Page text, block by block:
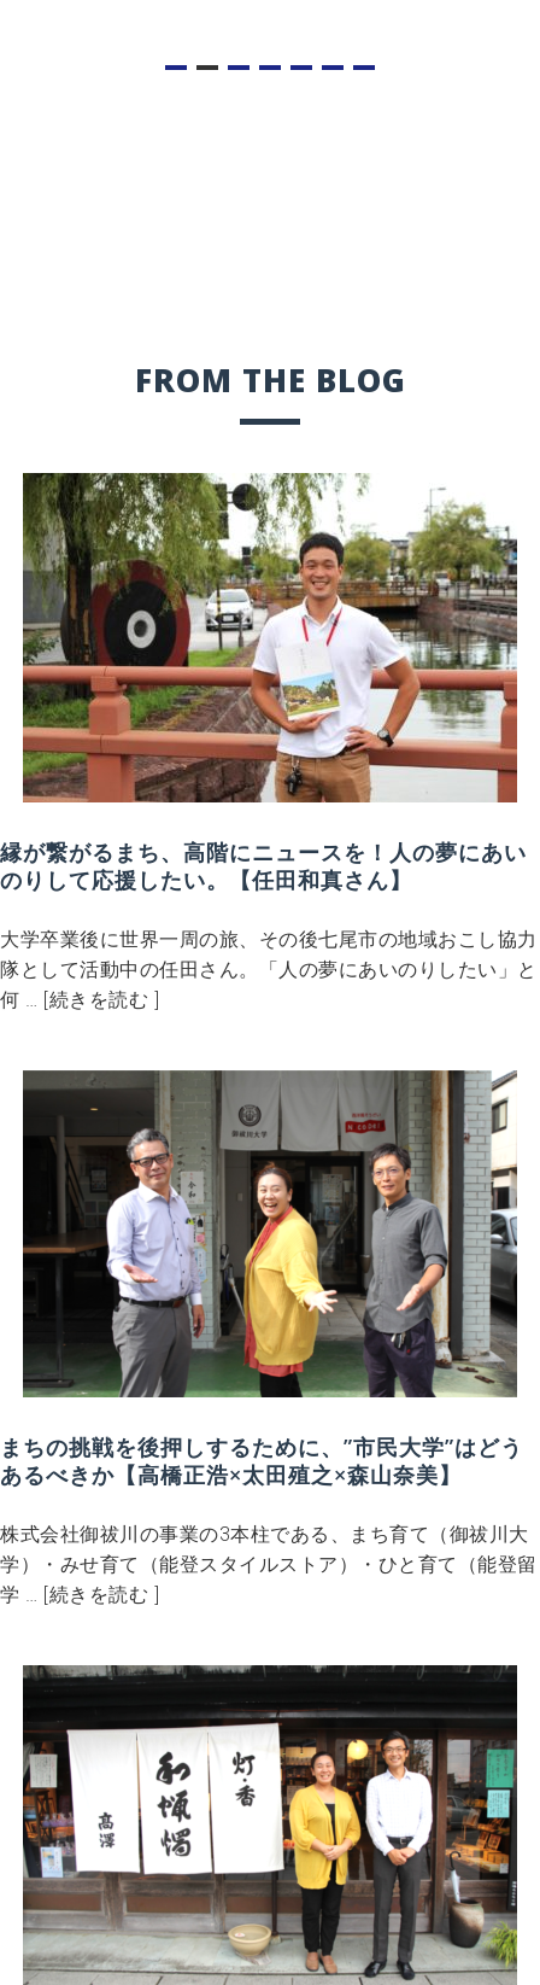
FROM THE BLOG
縁が繋がるまち、高階にニュースを！人の夢にあい
のりして応援したい。【任田和真さん】
大学卒業後に世界一周の旅、その後七尾市の地域おこし協力
隊として活動中の任田さん。「人の夢にあいのりしたい」と
何 … [続きを読む ]
まちの挑戦を後押しするために、”市民大学”はどう
あるべきか【高橋正浩×太田殖之×森山奈美】
株式会社御祓川の事業の3本柱である、まち育て（御祓川大
学）・みせ育て（能登スタイルストア）・ひと育て（能登留
学 … [続きを読む ]